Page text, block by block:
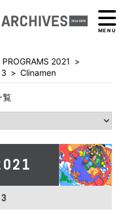
MENU
PROGRAMS 2021 >
> Clinamen
覧
3